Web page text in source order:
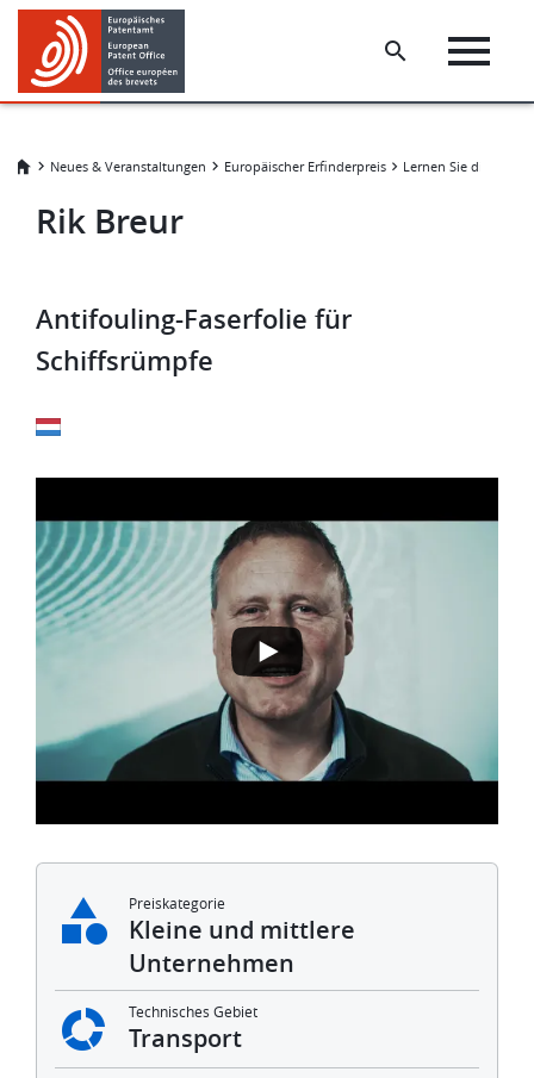
Skip
main
content
Skip
footer
Neues & Veranstaltungen Europäischer Erfinderpreis
Rik Breur
Antifouling-Faserfolie für
Schiffsrümpfe
Preiskategorie
Kleine und mittlere
Unternehmen
Technisches Gebiet
Transport